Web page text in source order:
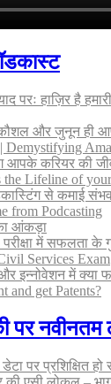
परः हाज़िर है
और जुनून ही
| Demystifying
आपके करियर की
Lifeline of
से कमाई
from Podcasting
आंकड़ा
में सफलता के
Services Exam
इन्नोवेशन में क्या
and get Patents?
पर
पर प्रशिक्षित